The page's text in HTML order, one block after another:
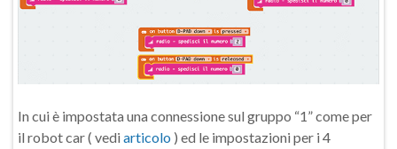
In cui è impostata una connessione sul gruppo “1” come per
il robot car ( vedi articolo ) ed le impostazioni per i 4